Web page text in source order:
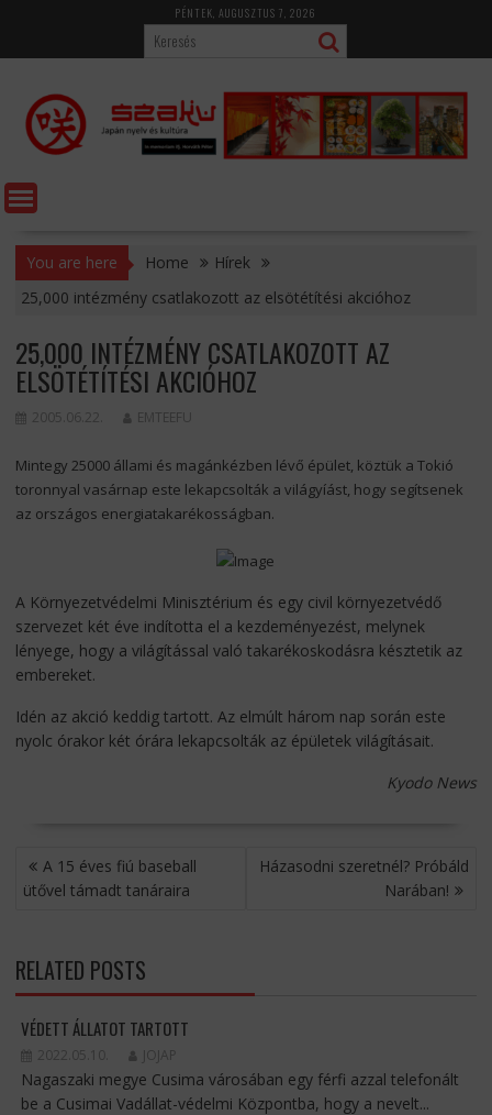
content
PÉNTEK, AUGUSZTUS 7, 2026
You are here Home
Hírek
25,000 intézmény csatlakozott az elsötétítési akcióhoz
25,000 INTÉZMÉNY CSATLAKOZOTT AZ
ELSÖTÉTÍTÉSI AKCIÓHOZ
2005.06.22. EMTEEFU
Mintegy 25000 állami és magánkézben lévő épület, köztük a Tokió
toronnyal vasárnap este lekapcsolták a világyíást, hogy segítsenek
az országos energiatakarékosságban.
A Környezetvédelmi Minisztérium és egy civil környezetvédő
szervezet két éve indította el a kezdeményezést, melynek
lényege, hogy a világítással való takarékoskodásra késztetik az
embereket.
Idén az akció keddig tartott. Az elmúlt három nap során este
nyolc órakor két órára lekapcsolták az épületek világításait.
Kyodo News
BEJEGYZÉS
NAVIGÁCIÓ
A 15 éves fiú baseball
ütővel támadt tanáraira
Házasodni szeretnél? Próbáld
Narában!
RELATED POSTS
VÉDETT ÁLLATOT TARTOTT
2022.05.10. JOJAP
Nagaszaki megye Cusima városában egy férfi azzal telefonált
be a Cusimai Vadállat-védelmi Központba, hogy a nevelt...